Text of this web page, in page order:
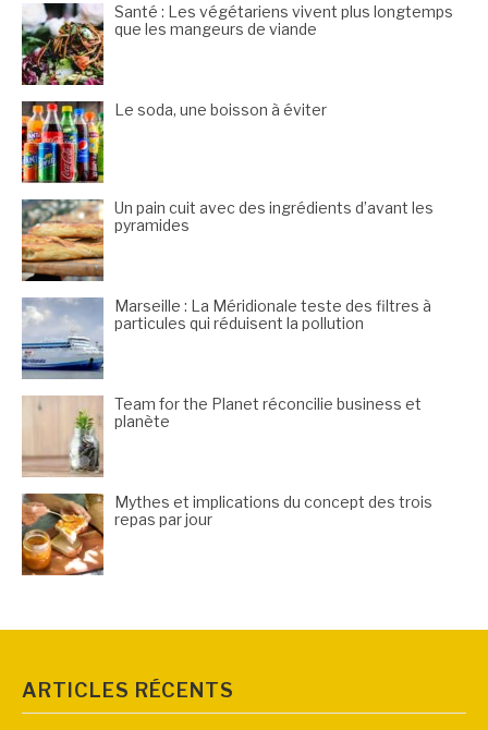
Santé : Les végétariens vivent plus longtemps
que les mangeurs de viande
Le soda, une boisson à éviter
Un pain cuit avec des ingrédients d’avant les
pyramides
Marseille : La Méridionale teste des filtres à
particules qui réduisent la pollution
Team for the Planet réconcilie business et
planète
Mythes et implications du concept des trois
repas par jour
ARTICLES RÉCENTS